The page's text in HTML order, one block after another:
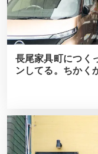
長尾家具町につく
ンしてる。ちかく